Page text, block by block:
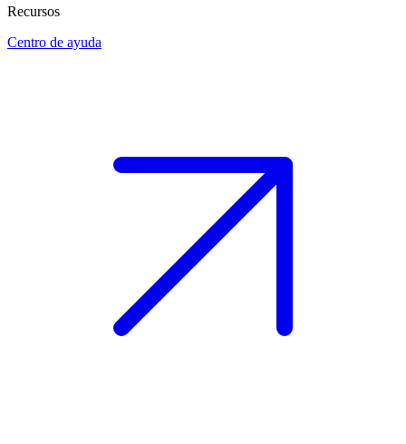
Recursos
Centro de ayuda